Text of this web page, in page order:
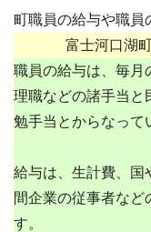
町職員の給与や職員
富士河口湖
職員の給与は、毎月
理職などの諸手当と
勉手当とからなって
給与は、生計費、国
間企業の従事者など
す。